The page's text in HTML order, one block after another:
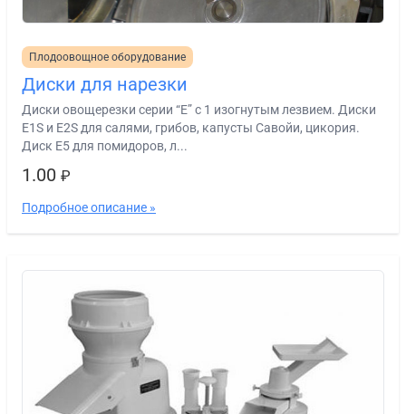
Плодоовощное оборудование
Диски для нарезки
Диски овощерезки серии “E” с 1 изогнутым лезвием. Диски
E1S и E2S для салями, грибов, капусты Савойи, цикория.
Диск E5 для помидоров, л...
1.00 ₽
Подробное описание »